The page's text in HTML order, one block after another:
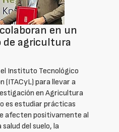
en un
de agricultura
el Instituto Tecnológico
(ITACyL) para llevar a
en Agricultura
es estudiar prácticas
afecten positivamente al
del suelo, la